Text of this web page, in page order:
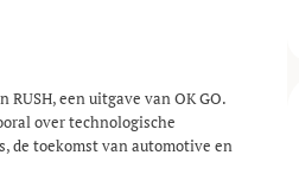
RUSH, een uitgave van OK GO.
over technologische
de toekomst van automotive en